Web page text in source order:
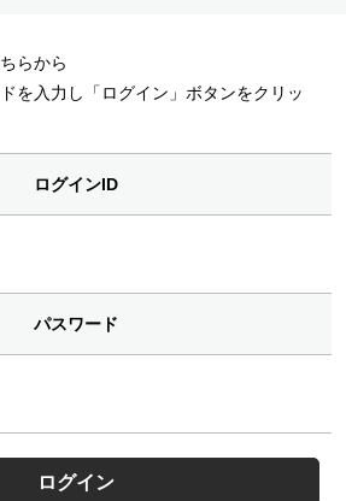
らから
を入力し「ログイン」ボタンをクリッ
ログインID
パスワード